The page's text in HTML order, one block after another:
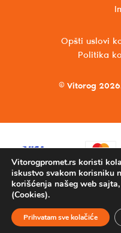
© Vitorog
Opšti uslovi
Politika
Vitorogpromet.rs koristi
iskustvo svakom korisniku
korišćenja našeg web
(Cookies).
Prihvatam sve kolačiće